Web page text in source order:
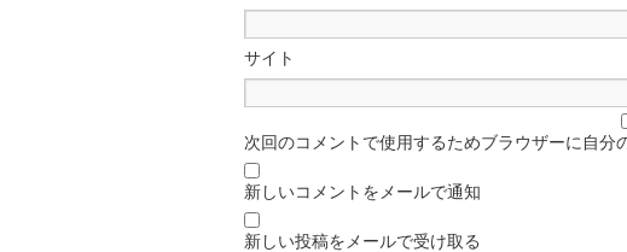
サイト
次回のコメントで使用するためブラウザーに自分
新しいコメントをメールで通知
新しい投稿をメールで受け取る